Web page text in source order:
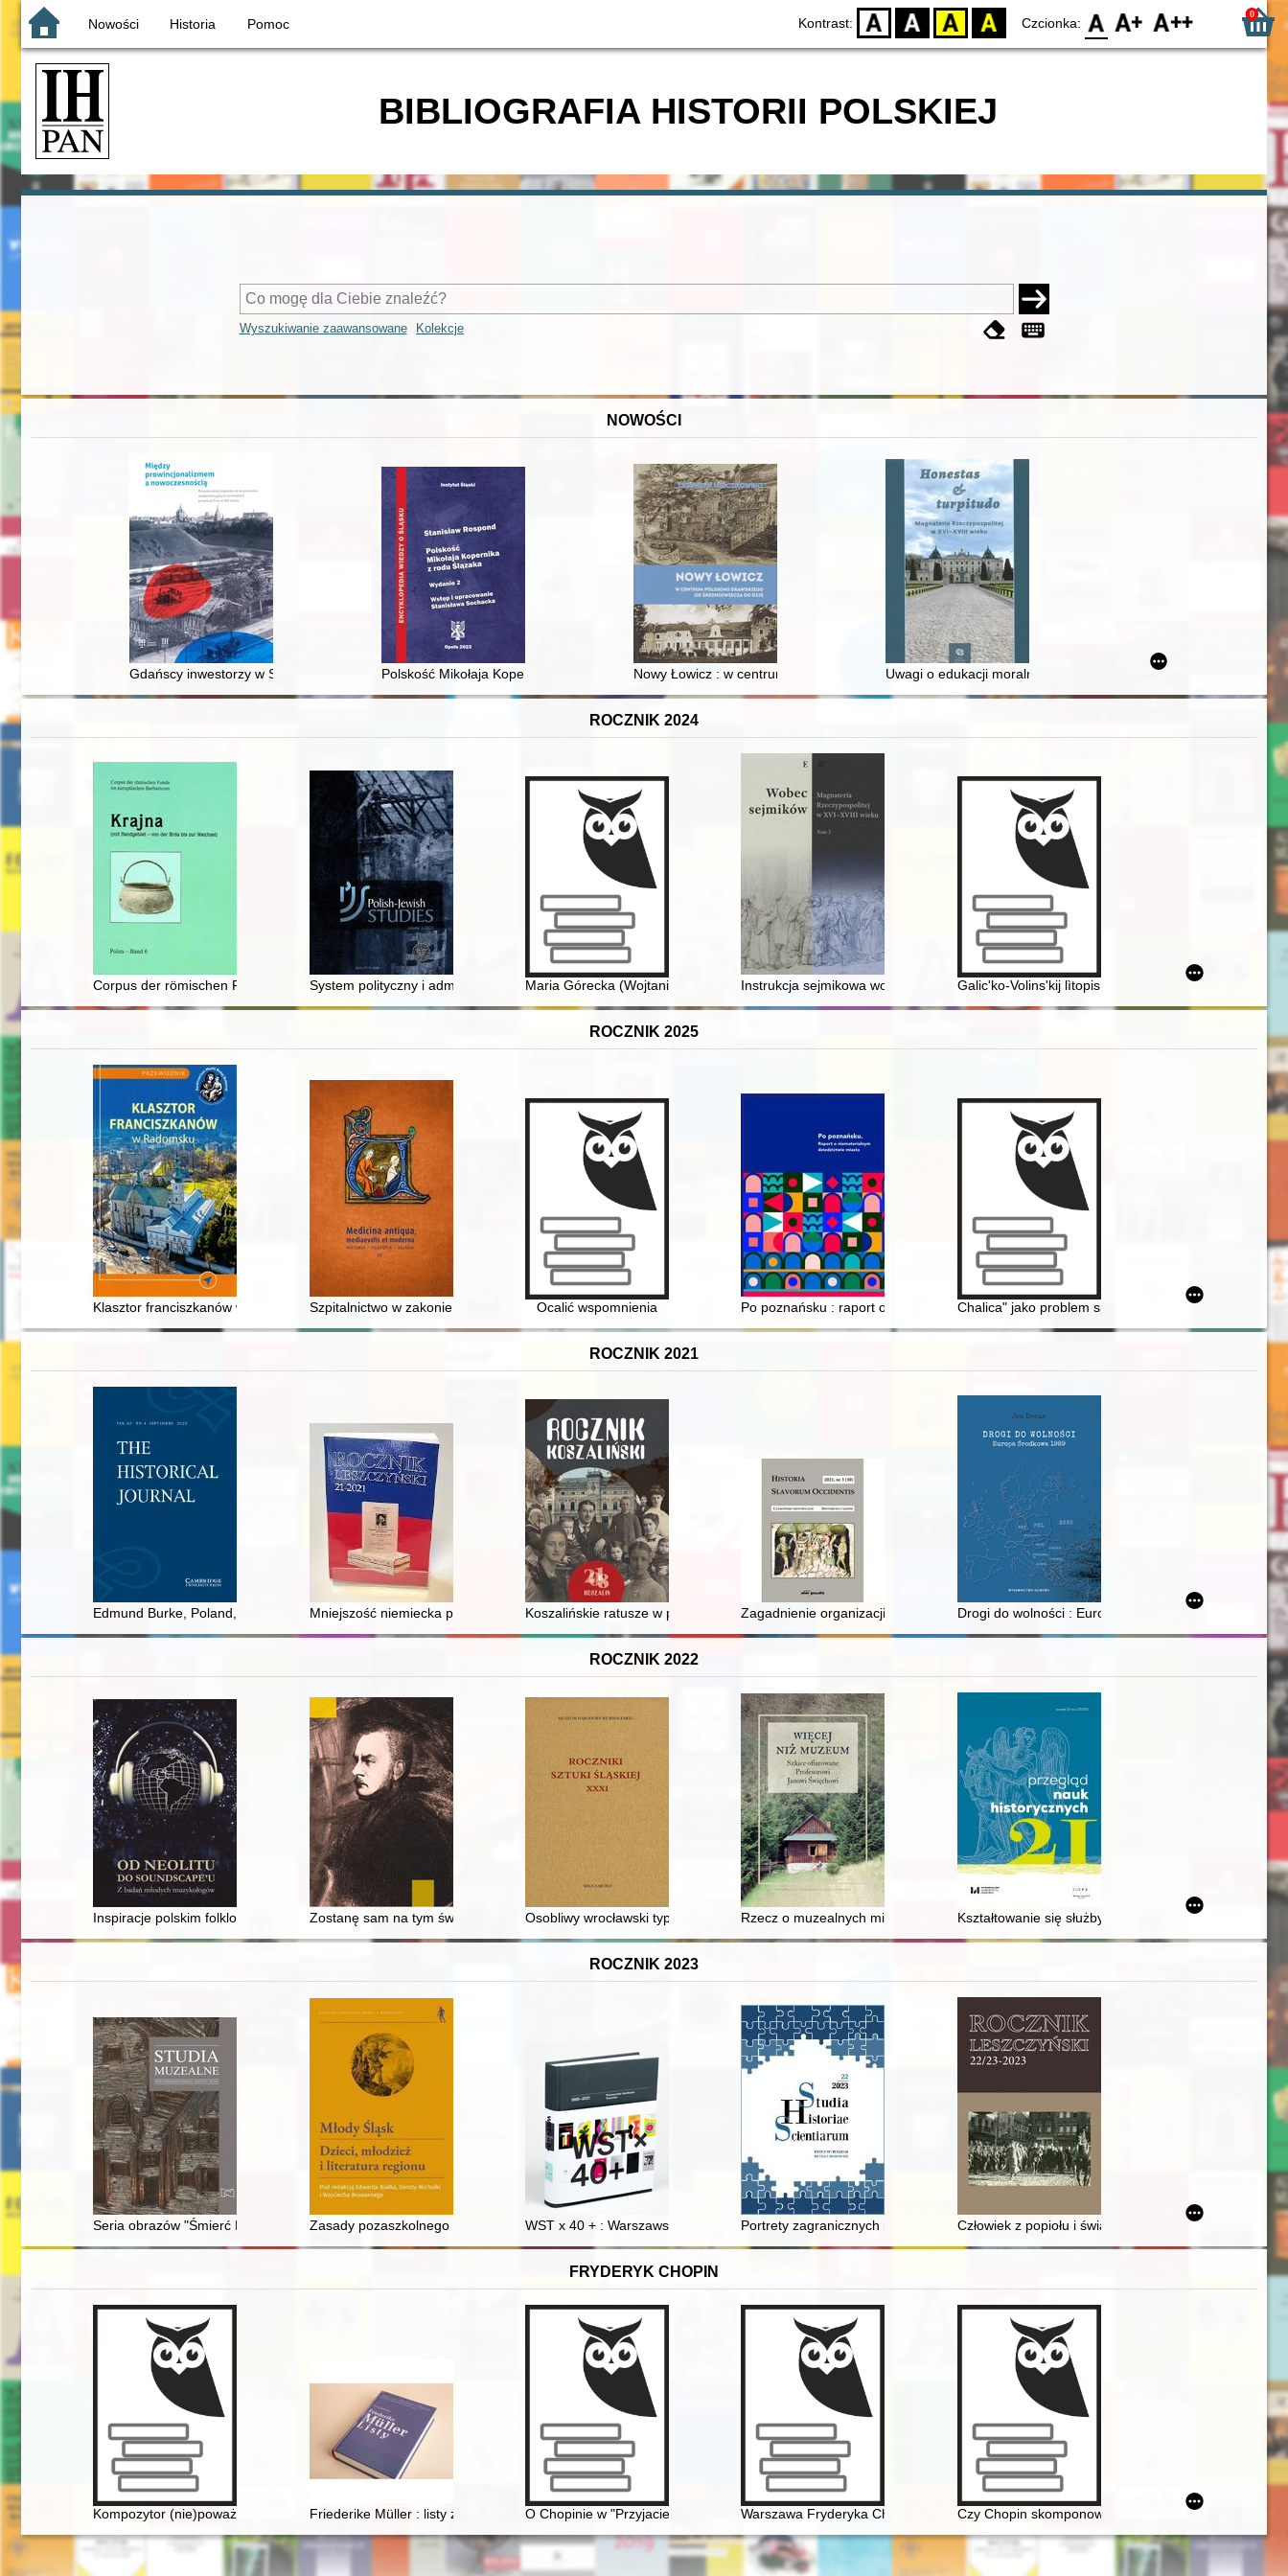
Nowości Historia Pomoc Kontrast: D BW YB BY Czcionka: F0 F1 F2 0
BIBLIOGRAFIA HISTORII POLSKIEJ
Wyszukiwanie zaawansowane Kolekcje
NOWOŚCI
Gdańscy inwestorzy w Sopocie : prestiż finansowy i towarzyski lokalnego mieszczaństwa w 2. poł. XIX w
Polskość Mikołaja Kopernika z rodu ŚlązakaNowy Łowicz : w centrum poligonu drawskiego od średniowiecza do dziśUwagi o edukacji moralnej synów szlacheckich w XVI-wiecznej
ROCZNIK 2024
Corpus der römischen Funde im europäischen Barbaricum. Bd. 6,System polityczny i administracyjny Generalnego Gubernatorstwa w latach 1939-1945
Maria Górecka (Wojtania) - Juzistka : historia ze Skierniewicami w tleInstrukcja sejmikowa województwa ruskiego z 1598 r. – edycja źródła
Galicʹko-Volinsʹkij lìtopis : tekstologìâ
ROCZNIK 2025
Klasztor franciszkanów w RadomskuSzpitalnictwo w zakonie świętego Jana Jerozolimskiego w średniowieczu
Ocalić wspomnienia Po poznańsku : raport o niematerialnym dziedzictwie miasta
Chalica" jako problem społeczno-prawny w
ROCZNIK 2021
Edmund Burke, Poland, and the commonwealth of EuropeMniejszość niemiecka powiatu leszczyńskiego w drugiej połowie lat trzydziestych XX wieku
Koszalińskie ratusze w przestrzeni miejskiejZagadnienie organizacji państwa i społeczeństwa polskiego w epoce piastowskiej w
Drogi do wolności : Europa Środkowa 1989
ROCZNIK 2022
Inspiracje polskim folklorem w wybranych kompozycjach Karola Kazimierza Kurpińskiego
Zostanę sam na tym świecie. Jaka to pociągająca perspektywa!" : Zygmunt Krasiński wobec europejskich epidemii cholery
Osobliwy wrocławski typariusz, czy też nietypowy tłok magistrackiego medalu?
Rzecz o muzealnych mistrzach Kształtowanie się służby więziennej na Wołyniu oraz
ROCZNIK 2023
Seria obrazów "Śmierć Ellenai" jako wypowiedź Malczewskiego dotycząca natury sztuki malarskiej
Zasady pozaszkolnego kształcenia i wychowania w programie dziewiętnastowiecznych górnośląskich orędowników rodzimej kultury
WST x 40 + : Warszawskie Spotkania Teatralne 1965-2021Portrety zagranicznych instytucji wsparcia twórczości naukowej i kulturalnej na łamach
Człowiek z popiołu i światła" : polskie podróże
FRYDERYK CHOPIN
Kompozytor (nie)poważny. Poczucie humoru Fryderyka ChopinaFriederike Müller : listy z Paryża 1839-1845 : nauczanie i otoczenie Fryderyka Chopina w świetle korespondencji jego ulubionej uczennicy
O Chopinie w "Przyjacielu Ludu" (1836)Warszawa Fryderyka Chopina Czy Chopin skomponował etiudę rewolucyjną?